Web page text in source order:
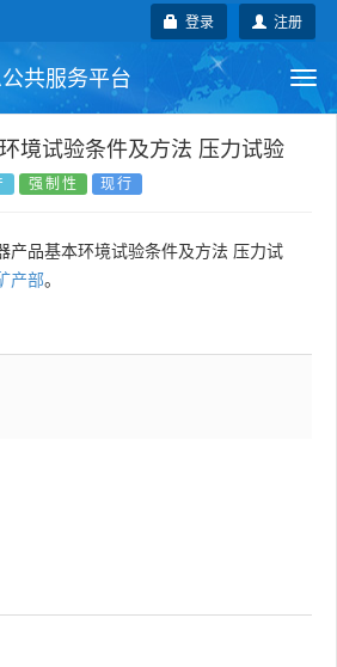
注册
登录
共服务平台
行业标准 地方标准
技术委员会
境试验条件及方法 压力试验
强制性 现行
产品基本环境试验条件及方法 压力试
产部。